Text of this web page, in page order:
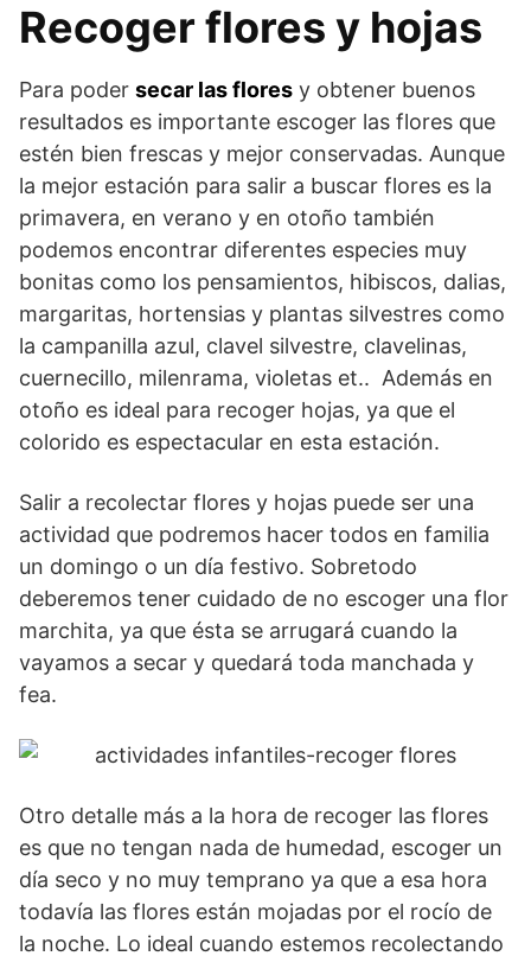
Recoger flores y hojas
Para poder secar las flores y obtener buenos
resultados es importante escoger las flores que
estén bien frescas y mejor conservadas. Aunque
la mejor estación para salir a buscar flores es la
primavera, en verano y en otoño también
podemos encontrar diferentes especies muy
bonitas como los pensamientos, hibiscos, dalias,
margaritas, hortensias y plantas silvestres como
la campanilla azul, clavel silvestre, clavelinas,
cuernecillo, milenrama, violetas et.. Además en
otoño es ideal para recoger hojas, ya que el
colorido es espectacular en esta estación.
Salir a recolectar flores y hojas puede ser una
actividad que podremos hacer todos en familia
un domingo o un día festivo. Sobretodo
deberemos tener cuidado de no escoger una flor
marchita, ya que ésta se arrugará cuando la
vayamos a secar y quedará toda manchada y
fea.
Otro detalle más a la hora de recoger las flores
es que no tengan nada de humedad, escoger un
día seco y no muy temprano ya que a esa hora
todavía las flores están mojadas por el rocío de
la noche. Lo ideal cuando estemos recolectando